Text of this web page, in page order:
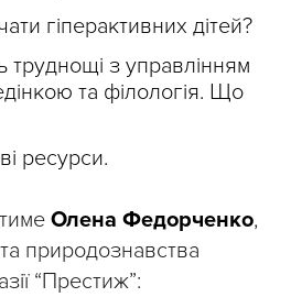
гіперактивних дітей?
труднощі з управлінням
та філологія. Що
ресурси.
Олена Федорченко,
природознавства
“Престиж”: